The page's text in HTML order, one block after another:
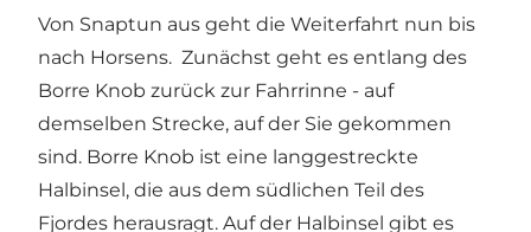
Von Snaptun aus geht die Weiterfahrt nun bis
nach Horsens. Zunächst geht es entlang des
Borre Knob zurück zur Fahrrinne - auf
demselben Strecke, auf der Sie gekommen
sind. Borre Knob ist eine langgestreckte
Halbinsel, die aus dem südlichen Teil des
Fjordes herausragt. Auf der Halbinsel gibt es